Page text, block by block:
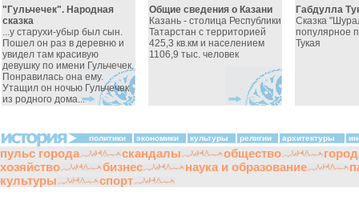
"Гульчечек". Народная
сказка
...у старухи-убыр был сын.
Пошел он раз в деревню и
увидел там красивую
девушку по имени Гульчечек.
Понравилась она ему.
Утащил он ночью Гульчечек
из родного дома...
Общие сведения о Казани
Казань - столица Республики
Татарстан с территорией
425,3 кв.км и населением
1106,9 тыс. человек
Габдулла
Сказка
популярное
Тукая
политики экономики культуры религии архитектуры
пульс города скандалы общество
хозяйство
бизнес наука и образование
культуры
спорт